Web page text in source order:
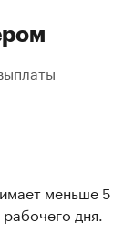
меньше 5
дня.